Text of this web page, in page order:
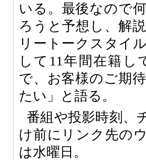
いる。最後なので
ろうと予想し、解
リートークスタイ
して11年間在籍
で、お客様のご期
たい」と語る。
番組や投影時刻、
け前にリンク先の
は水曜日。